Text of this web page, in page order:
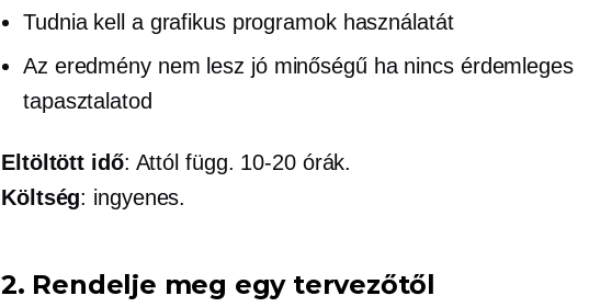
Tudnia kell a grafikus programok használatát
Az eredmény nem lesz jó minőségűha nincs érdemleges
tapasztalatod
Eltöltött idő: Attól függ. 10-20órák.
Költség: ingyenes.
2. Rendelje meg egy tervezőtől